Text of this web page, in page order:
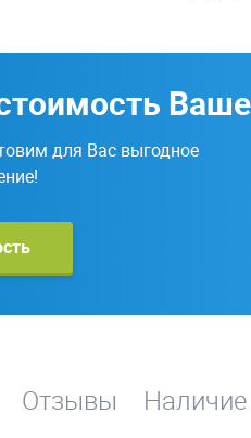
для Вас выгодное
Отзывы